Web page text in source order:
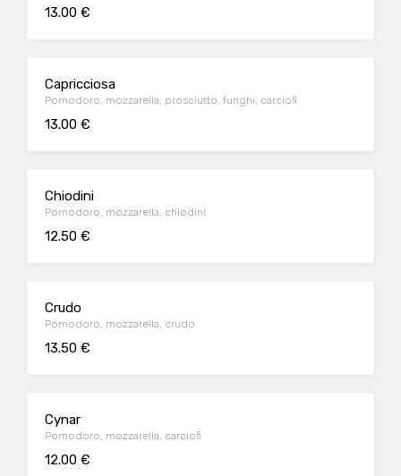
13.00 €
Capricciosa
Pomodoro, mozzarella, prosciutto, funghi, carciofi
13.00 €
Chiodini
Pomodoro, mozzarella, chiodini
12.50 €
Crudo
Pomodoro, mozzarella, crudo
13.50 €
Cynar
Pomodoro, mozzarella, carciofi
12.00 €